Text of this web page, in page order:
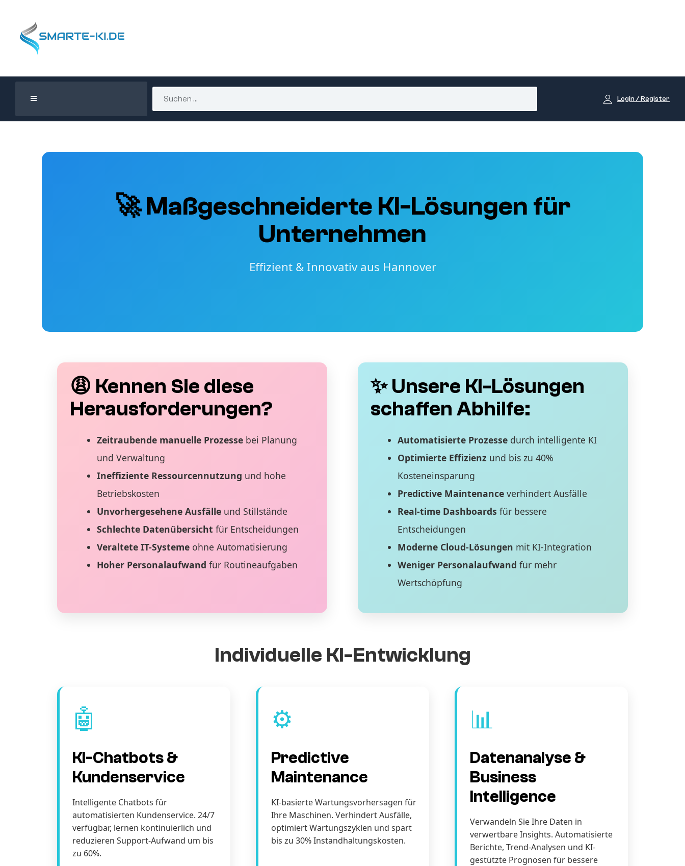
Login / Register
🚀 Maßgeschneiderte KI-Lösungen für
Unternehmen
Effizient & Innovativ aus Hannover
😩 Kennen Sie diese
Herausforderungen?
Zeitraubende manuelle Prozessebei Planung
und Verwaltung
Ineffiziente Ressourcennutzung und hohe
Betriebskosten
Unvorhergesehene Ausfälleund Stillstände
Schlechte Datenübersicht für Entscheidungen
Veraltete IT-Systemeohne Automatisierung
Hoher Personalaufwand für Routineaufgaben
✨ Unsere KI-Lösungen
schaffen Abhilfe:
Automatisierte Prozessedurch intelligente KI
Optimierte Effizienz und bis zu 40%
Kosteneinsparung
Predictive Maintenanceverhindert Ausfälle
Real-time Dashboards für bessere
Entscheidungen
Moderne Cloud-Lösungen mit KI-Integration
Weniger Personalaufwand für mehr
Wertschöpfung
Individuelle KI-Entwicklung
🤖
KI-Chatbots &
Kundenservice
Intelligente Chatbots für
automatisierten Kundenservice. 24/7
verfügbar, lernen kontinuierlich und
reduzieren Support-Aufwand um bis
zu 60%.
⚙️
Predictive
Maintenance
KI-basierte Wartungsvorhersagen für
Ihre Maschinen. Verhindert Ausfälle,
optimiert Wartungszyklen und spart
bis zu 30% Instandhaltungskosten.
📊
Datenanalyse &
Business
Intelligence
Verwandeln Sie Ihre Daten in
verwertbare Insights. Automatisierte
Berichte, Trend-Analysen und KI-
gestützte Prognosen für bessere